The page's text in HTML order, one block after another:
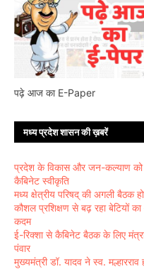
पढ़े आज का E-Paper
मध्य प्रदेश शासन की ख़बरें
प्रदेश के विकास और जन-कल्याण
कैबिनेट स्वीकृति
मध्य क्षेत्रीय परिषद् की अगली बैठक
कौशल प्रशिक्षण से बढ़ रहा बेटियों
कदम
ई-रिक्शा से कैबिनेट बैठक के लिए
पंवार
मुख्यमंत्री डॉ. यादव ने स्व. मल्हारराव